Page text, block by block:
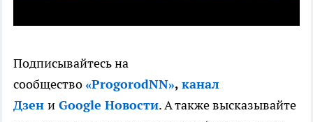
Подписывайтесь на
сообщество «ProgorodNN», канал
Дзен и Google Новости. А также высказывайте